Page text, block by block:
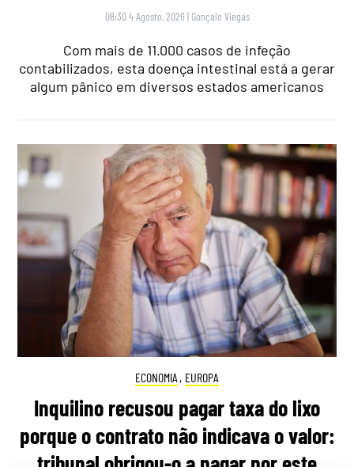
08:30 4 Agosto, 2026 | Gonçalo Viegas
Com mais de 11.000 casos de infeção
contabilizados, esta doença intestinal está a gerar
algum pânico em diversos estados americanos
ECONOMIA , EUROPA
Inquilino recusou pagar taxa do lixo
porque o contrato não indicava o valor: